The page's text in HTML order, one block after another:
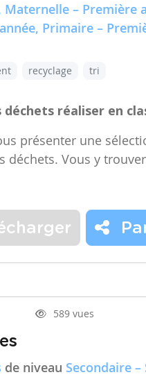
– Première
Primaire –
recyclage tri
réaliser en
présenter une
déchets. Vous y
589 vues
de niveau Secondaire –